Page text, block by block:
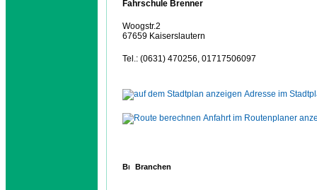
Fahrschule Brenner
Woogstr.2
67659 Kaiserslautern
Tel.: (0631) 470256, 01717506097
Adresse im
Anfahrt im Routenplaner
Branchen